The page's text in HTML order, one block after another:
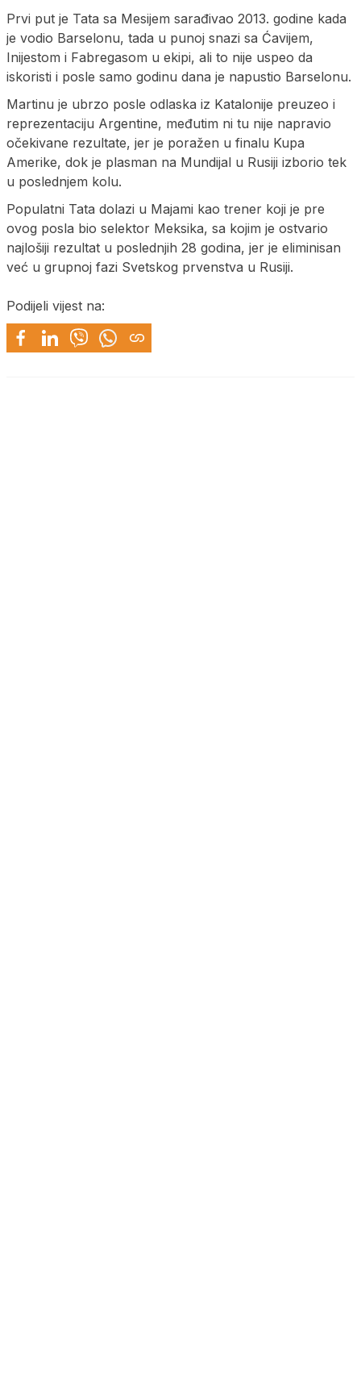
Prvi put je Tata sa Mesijem sarađivao 2013. godine kada
je vodio Barselonu, tada u punoj snazi sa Ćavijem,
Inijestom i Fabregasom u ekipi, ali to nije uspeo da
iskoristi i posle samo godinu dana je napustio Barselonu.
Martinu je ubrzo posle odlaska iz Katalonije preuzeo i
reprezentaciju Argentine, međutim ni tu nije napravio
očekivane rezultate, jer je poražen u finalu Kupa
Amerike, dok je plasman na Mundijal u Rusiji izborio tek
u poslednjem kolu.
Populatni Tata dolazi u Majami kao trener koji je pre
ovog posla bio selektor Meksika, sa kojim je ostvario
najlošiji rezultat u poslednjih 28 godina, jer je eliminisan
već u grupnoj fazi Svetskog prvenstva u Rusiji.
Podijeli vijest na: